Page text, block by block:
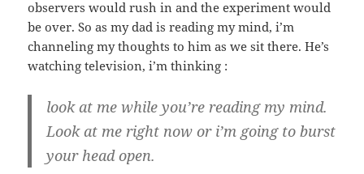
observers would rush in and the experiment would
be over. So as my dad is reading my mind, i’m
channeling my thoughts to him as we sit there. He’s
watching television, i’m thinking :
look at me while you’re reading my mind.
Look at me right now or i’m going to burst
your head open.